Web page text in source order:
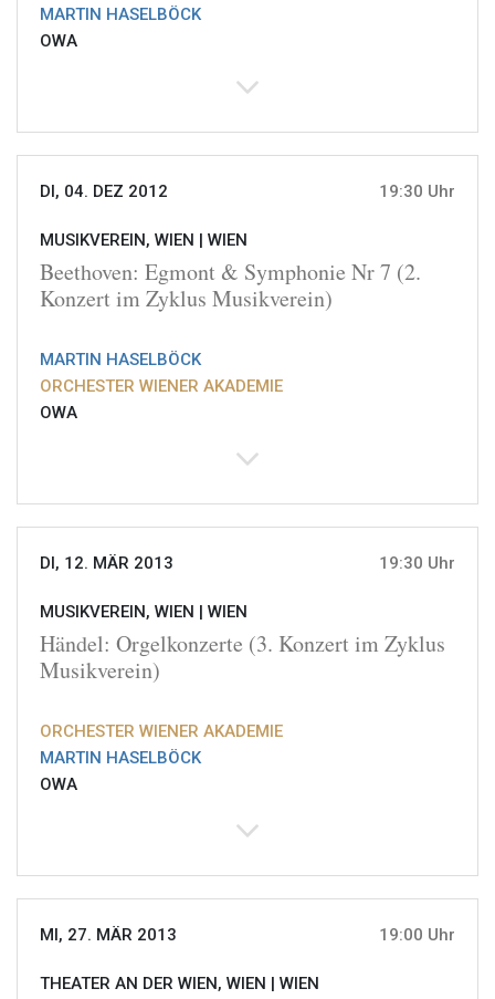
MARTIN HASELBÖCK
OWA
DI, 04. DEZ 2012 19:30 Uhr
MUSIKVEREIN, WIEN | WIEN
Beethoven: Egmont & Symphonie Nr 7 (2.
Konzert im Zyklus Musikverein)
MARTIN HASELBÖCK
ORCHESTER WIENER AKADEMIE
OWA
DI, 12. MÄR 2013 19:30 Uhr
MUSIKVEREIN, WIEN | WIEN
Händel: Orgelkonzerte (3. Konzert im Zyklus
Musikverein)
ORCHESTER WIENER AKADEMIE
MARTIN HASELBÖCK
OWA
MI, 27. MÄR 2013 19:00 Uhr
THEATER AN DER WIEN, WIEN | WIEN